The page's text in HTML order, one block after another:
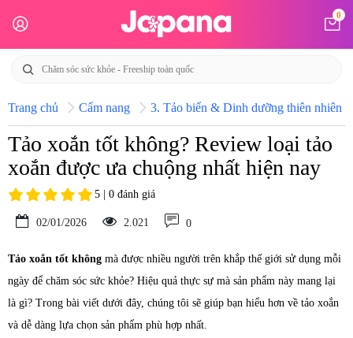
0
Trang chủ Cẩm nang 3. Tảo biển & Dinh dưỡng thiên nhiên
Tảo xoắn tốt không? Review loại tảo
xoắn được ưa chuộng nhất hiện nay
5 | 0 đánh giá
02/01/2026 2.021 0
Tảo xoắn tốt không mà được nhiều người trên khắp thế giới sử dụng mỗi
ngày để chăm sóc sức khỏe? Hiệu quả thực sự mà sản phẩm này mang lại
là gì? Trong bài viết dưới đây, chúng tôi sẽ giúp bạn hiểu hơn về tảo xoắn
và dễ dàng lựa chọn sản phẩm phù hợp nhất.